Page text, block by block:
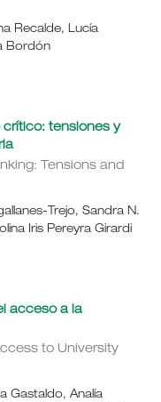
Recalde, Lucía
Bordón
crítico: tensiones y
Tensions and
Trejo, Sandra N.
Iris Pereyra Girardi
acceso a la
to University
Gastaldo, Analía